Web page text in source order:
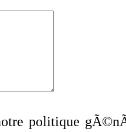
politique